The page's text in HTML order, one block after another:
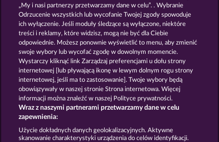
Prześlij wniosek o wypłatę
Gry społecznościowe mają przeznaczenie czysto
rozrywkowe i nie mają absolutnie żadnego wpływu
na przyszłe powodzenie w grze o prawdziwe
pieniądze.
©2026 Whow Games GmbH
„My i nasi partnerzy przetwarzamy dane w celu”. . Wybranie
Odrzucenie wszystkich lub wycofanie Twojej zgody spowoduje
ich wyłączenie. Jeśli moduły śledzące są wyłączone, niektóre
treści i reklamy, które widzisz, mogą nie być dla Ciebie
odpowiednie. Możesz ponownie wyświetlić to menu, aby zmienić
swoje wybory lub wycofać zgodę w dowolnym momencie.
Wystarczy kliknąć link Zarządzaj preferencjami u dołu strony
internetowej [lub pływającą ikonę w lewym dolnym rogu strony
internetowej, jeśli ma to zastosowanie]. Twoje wybory będą
obowiązywały w naszej stronie Strona internetowa. Więcej
informacji można znaleźć w naszej Polityce prywatności.
Wraz z naszymi partnerami przetwarzamy dane w celu
zapewnienia:
Użycie dokładnych danych geolokalizacyjnych. Aktywne
skanowanie charakterystyki urządzenia do celów identyfikacji.